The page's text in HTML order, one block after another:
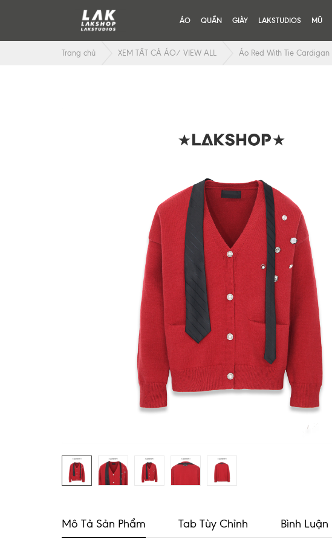
ÁO QUẦN GIÀY LAKSTUDIOS MŨ
Trang chủ XEM TẤT CẢ ÁO/ VIEW ALL Áo Red With Tie Cardigan
Mô Tả Sản Phẩm Tab Tùy Chỉnh Bình Luận